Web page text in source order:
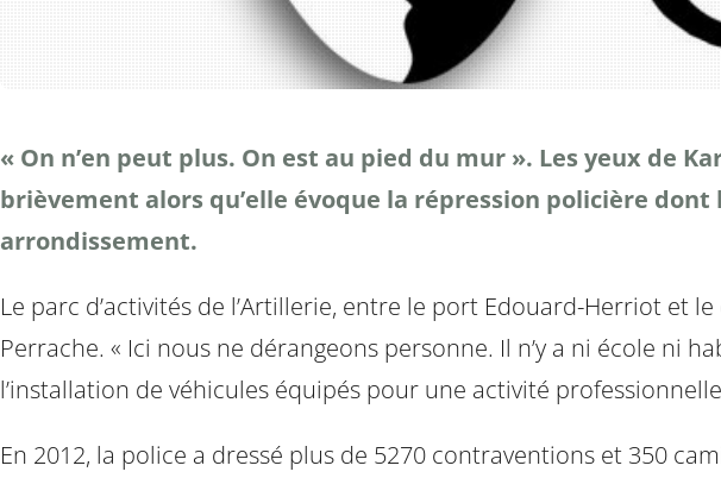
« On n’en peut plus. On est au pied du mur ». Les yeux de
brièvement alors qu’elle évoque la répression policière
arrondissement.
Le parc d’activités de l’Artillerie, entre le port Edouard-Herriot
Perrache. « Ici nous ne dérangeons personne. Il n’y a ni école ni
l’installation de véhicules équipés pour une activité
En 2012, la police a dressé plus de 5270 contraventions et 350